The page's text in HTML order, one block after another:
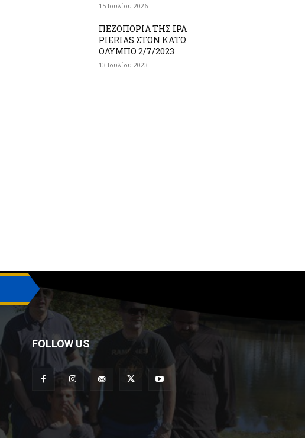
15 Ιουλίου 2026
ΠΕΖΟΠΟΡΙΑ ΤΗΣ IPA
PIERIAS ΣΤΟΝ ΚΑΤΩ
ΟΛΥΜΠΟ 2/7/2023
13 Ιουλίου 2023
FOLLOW US